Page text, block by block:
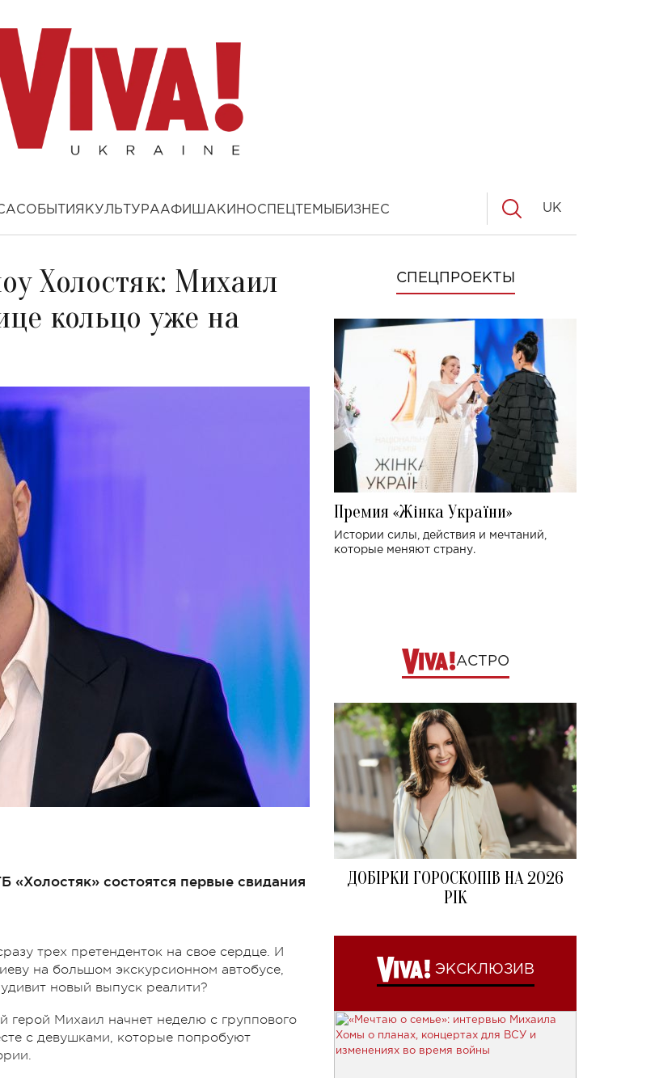
СОБЫТИЯ КУЛЬТУРААФИША КИНОСПЕЦТЕМЫ БИЗНЕС UK
Холостяк: Михаил
кольцо уже на
«Холостяк» состоятся первые свидания
трех претенденток на свое сердце. И
на большом экскурсионном автобусе,
новый выпуск реалити?
герой Михаил начнет неделю с группового
с девушками, которые попробуют
СПЕЦПРОЕКТЫ
Премия «Жінка України»
Истории силы, действия и мечтаний,
которые меняют страну.
АСТРО
ДОБІРКИ ГОРОСКОПІВ НА 2026
РІК
ЭКСКЛЮЗИВ